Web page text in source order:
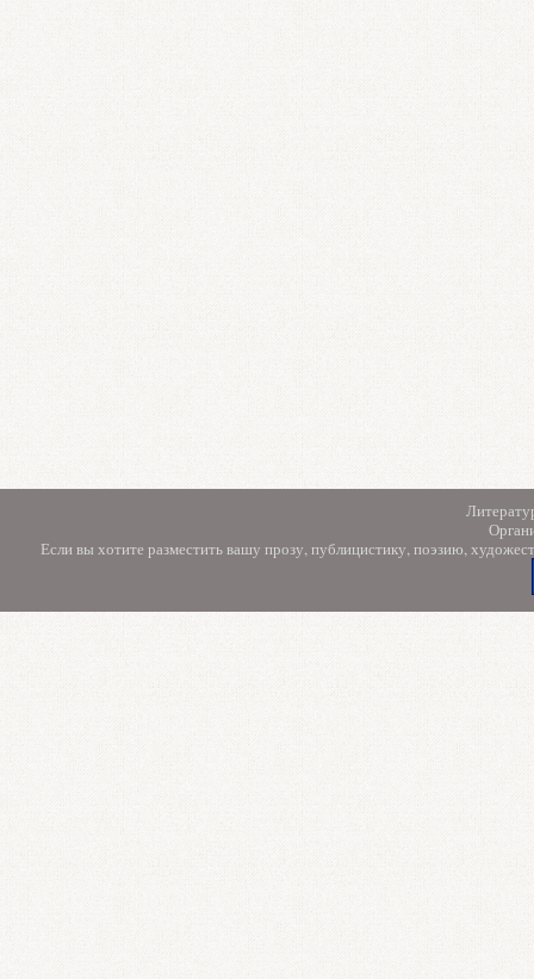
Если вы хотите разместить вашу прозу, публицистику, поэзию,